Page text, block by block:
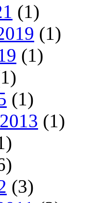
(1)
(1)
(1)
(1)
(1)
(3)